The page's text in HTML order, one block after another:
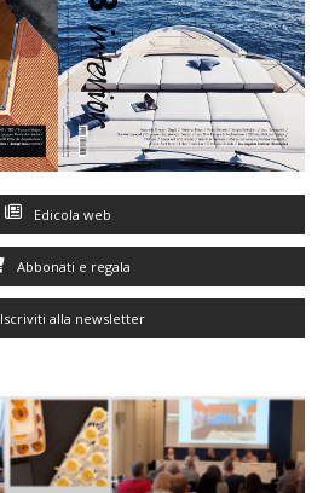
Edicola web
Abbonati e regala
Iscriviti alla newsletter